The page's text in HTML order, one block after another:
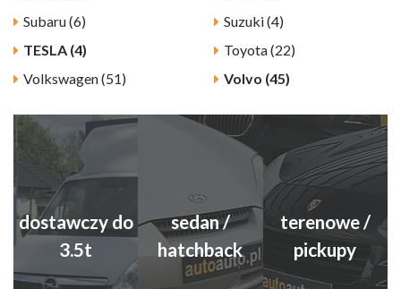
Subaru (6)
Suzuki (4)
TESLA (4)
Toyota (22)
Volkswagen (51)
Volvo (45)
dostawczy do
3.5t
sedan /
hatchback
terenowe /
pickupy